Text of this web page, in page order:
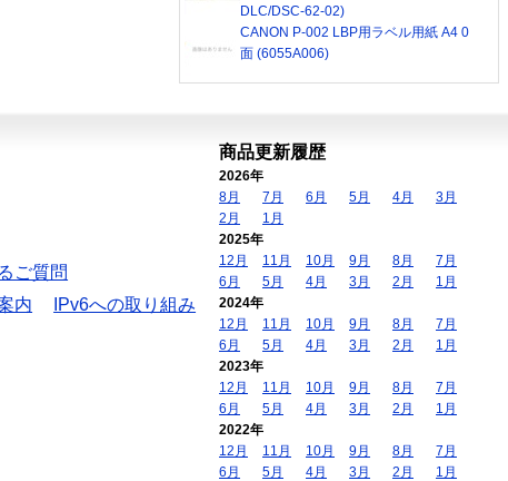
DLC/DSC-62-02)
CANON P-002 LBP用ラベル用紙 A4 0
面 (6055A006)
ご質問
内
IPv6への取り組み
商品更新履歴
2026年
8月
7月 6月 5月 4月
3月
2月
1月
2025年
12月
11月 10月 9月 8月
7月
6月
5月 4月 3月 2月
1月
2024年
12月
11月 10月 9月 8月
7月
6月
5月 4月 3月 2月
1月
2023年
12月
11月 10月 9月 8月
7月
6月
5月 4月 3月 2月
1月
2022年
12月
11月 10月 9月 8月
7月
6月
5月 4月 3月 2月
1月